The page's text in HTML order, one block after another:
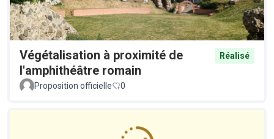
Végétalisation à proximité de
l'amphithéâtre romain
Réalisé
Proposition officielle 0